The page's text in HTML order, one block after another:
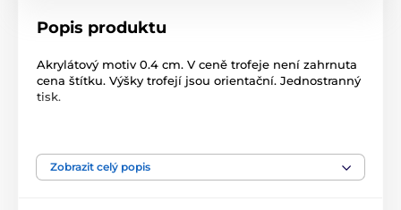
Popis produktu
Akrylátový motiv 0.4 cm. V ceně trofeje není zahrnuta
cena štítku. Výšky trofejí jsou orientační. Jednostranný
tisk.
Hasiči Acrylic line HLAC4
Zobrazit celý popis